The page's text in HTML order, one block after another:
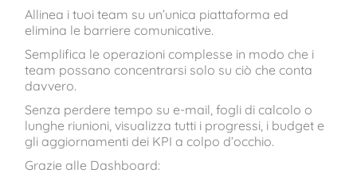
Allinea i tuoi team su un’unica piattaforma ed
elimina le barriere comunicative.
Semplifica le operazioni complesse in modo che i
team possano concentrarsi solo su ciò che conta
davvero.
Senza perdere tempo su e-mail, fogli di calcolo o
lunghe riunioni, visualizza tutti i progressi, i budget e
gli aggiornamenti dei KPI a colpo d’occhio.
Grazie alle Dashboard: